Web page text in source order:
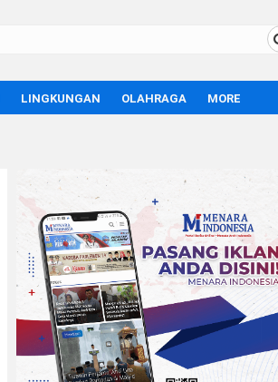
LINGKUNGAN OLAHRAGA MORE